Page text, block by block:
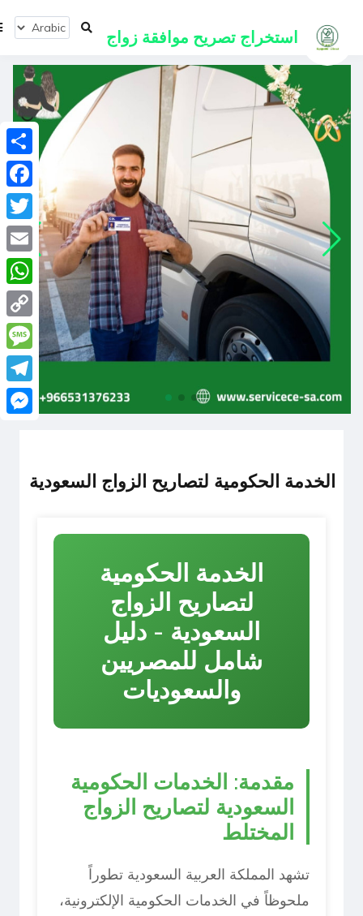
استخراج تصريح موافقة زواج
الخدمة الحكومية لتصاريح الزواج السعودية
الخدمة الحكومية
لتصاريح الزواج
السعودية - دليل
شامل للمصريين
والسعوديات
مقدمة: الخدمات الحكومية
السعودية لتصاريح الزواج
المختلط
تشهد المملكة العربية السعودية تطوراً
ملحوظاً في الخدمات الحكومية الإلكترونية،
انشر
Email
Copy
Link